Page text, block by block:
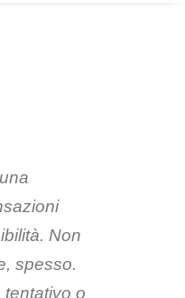
Non
spesso.
tentativo o